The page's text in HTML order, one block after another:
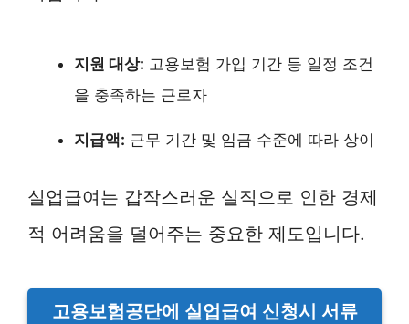
지원 대상: 고용보험 가입 기간 등 일정 조건
을 충족하는 근로자
지급액: 근무 기간 및 임금 수준에 따라 상이
실업급여는 갑작스러운 실직으로 인한 경제
적 어려움을 덜어주는 중요한 제도입니다.
고용보험공단에 실업급여 신청시 서류